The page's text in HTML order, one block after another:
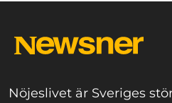
Nöjeslivet är Sveriges